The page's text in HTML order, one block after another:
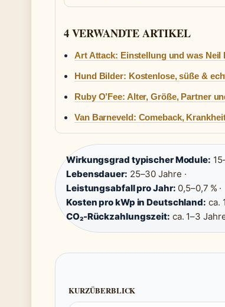
4 VERWANDTE ARTIKEL
Art Attack: Einstellung und was Neil
Hund Bilder: Kostenlose, süße &
Ruby O’Fee: Alter, Größe, Partner
Van Barneveld: Comeback,
Wirkungsgrad typischer Module:
Lebensdauer: 25–30 Jahre ·
Leistungsabfall pro Jahr: 0,5–0,7 % ·
Kosten pro kWp in Deutschland: ca.
CO₂-Rückzahlungszeit: ca. 1–3
KURZÜBERBLICK